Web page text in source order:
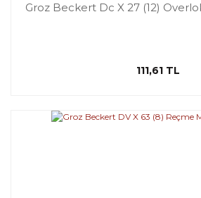
Groz Beckert Dc X 27 (12)
111,61 TL